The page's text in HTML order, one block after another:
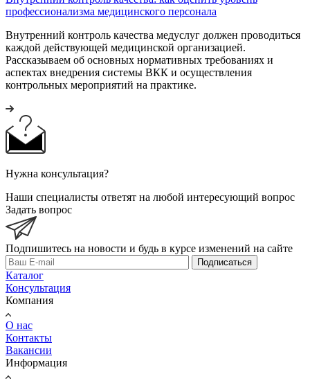
профессионализма медицинского персонала
Внутренний контроль качества медуслуг должен проводиться
каждой действующей медицинской организацией.
Рассказываем об основных нормативных требованиях и
аспектах внедрения системы ВКК и осуществления
контрольных мероприятий на практике.
Нужна консультация?
Наши специалисты ответят на любой интересующий вопрос
Задать вопрос
Подпишитесь на новости и будь в курсе изменений на сайте
Подписаться
Каталог
Консультация
Компания
О нас
Контакты
Вакансии
Информация